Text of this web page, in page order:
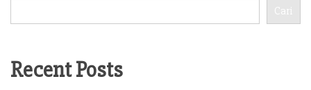
Cari
Recent Posts